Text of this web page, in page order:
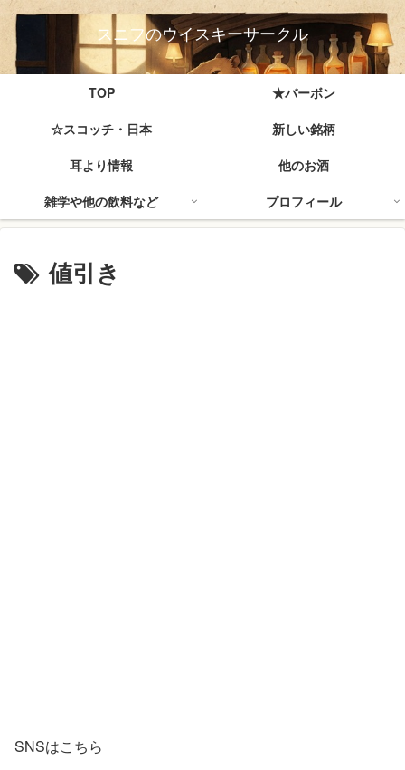
スニフのウイスキーサークル
TOP
★バーボン
☆スコッチ・日本
新しい銘柄
耳より情報
他のお酒
雑学や他の飲料など
プロフィール
値引き
SNSはこちら